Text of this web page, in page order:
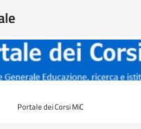
Portale dei Corsi MiC